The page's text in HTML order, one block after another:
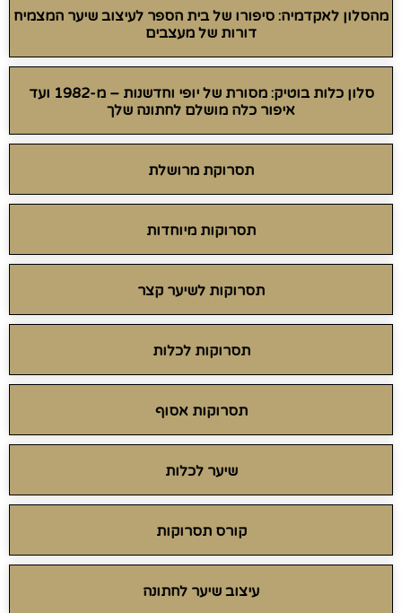
מהסלון לאקדמיה: סיפורו של בית הספר לעיצוב שיער המצמיח
דורות של מעצבים
סלון כלות בוטיק: מסורת של יופי וחדשנות – מ-1982 ועד
איפור כלה מושלם לחתונה שלך
תסרוקת מרושלת
תסרוקות מיוחדות
תסרוקות לשיער קצר
תסרוקות לכלות
תסרוקות אסוף
שיער לכלות
קורס תסרוקות
עיצוב שיער לחתונה